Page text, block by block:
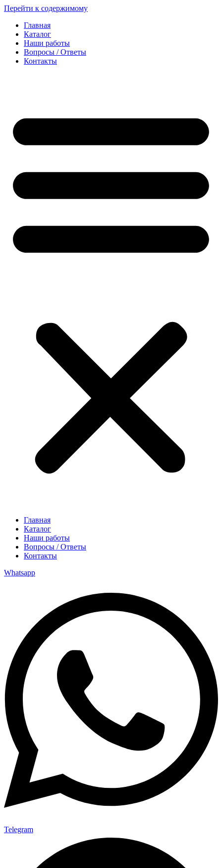
Перейти к содержимому
Главная
Каталог
Наши работы
Вопросы / Ответы
Контакты
Главная
Каталог
Наши работы
Вопросы / Ответы
Контакты
Whatsapp
Telegram